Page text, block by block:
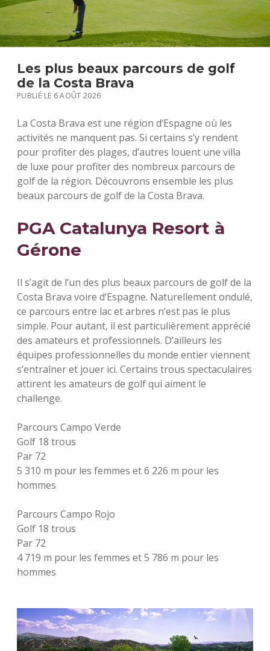
Les plus beaux parcours de golf
de la Costa Brava
PUBLIÉ LE 6 AOÛT 2026
La Costa Brava est une région d’Espagne où les
activités ne manquent pas. Si certains s’y rendent
pour profiter des plages, d’autres louent une villa
de luxe pour profiter des nombreux parcours de
golf de la région. Découvrons ensemble les plus
beaux parcours de golf de la Costa Brava.
PGA Catalunya Resort à
Gérone
Il s’agit de l’un des plus beaux parcours de golf de la
Costa Brava voire d’Espagne. Naturellement ondulé,
ce parcours entre lac et arbres n’est pas le plus
simple. Pour autant, il est particulièrement apprécié
des amateurs et professionnels. D’ailleurs les
équipes professionnelles du monde entier viennent
s’entraîner et jouer ici. Certains trous spectaculaires
attirent les amateurs de golf qui aiment le
challenge.
Parcours Campo Verde
Golf 18 trous
Par 72
5 310 m pour les femmes et 6 226 m pour les
hommes
Parcours Campo Rojo
Golf 18 trous
Par 72
4 719 m pour les femmes et 5 786 m pour les
hommes